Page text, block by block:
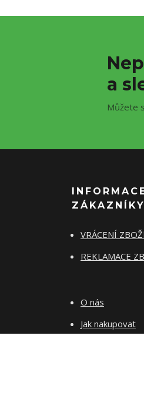
a
Můžete
ZÁKAZNÍKY
VRÁCENÍ
REKLAMACE
O nás
Jak nakupovat